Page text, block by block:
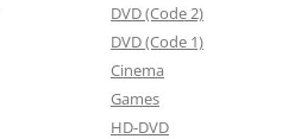
DVD (Code 2)
DVD (Code 1)
Cinema
Games
HD-DVD